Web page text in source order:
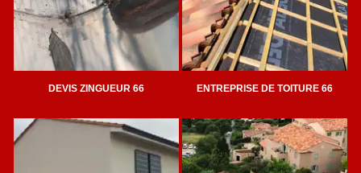
DEVIS ZINGUEUR 66 ENTREPRISE DE TOITURE 66